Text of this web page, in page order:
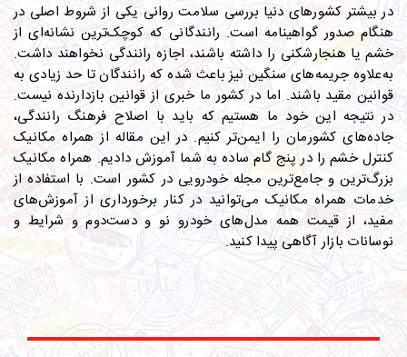
در بیشتر کشورهای دنیا بررسی سلامت روانی یکی از شروط اصلی در
هنگام صدور گواهینامه است. رانندگانی که کوچک‌ترین نشانه‌ای از
خشم یا هنجارشکنی را داشته باشند، اجازه رانندگی نخواهند داشت.
به‌علاوه جریمه‌های سنگین نیز باعث شده که رانندگان تا حد زیادی به
قوانین مقید باشند. اما در کشور ما خبری از قوانین بازدارنده نیست.
در نتیجه این خود ما هستیم که باید با اصلاح فرهنگ رانندگی،
جاده‌های کشورمان را ایمن‌تر کنیم. در این مقاله از همراه مکانیک
کنترل خشم را در پنج گام ساده به شما آموزش دادیم. همراه مکانیک
بزرگ‌ترین و جامع‌ترین مجله خودرویی در کشور است. با استفاده از
خدمات همراه مکانیک می‌توانید در کنار برخورداری از آموزش‌های
مفید، از قیمت همه مدل‌های خودرو نو و دست‌دوم و شرایط و
نوسانات بازار آگاهی پیدا کنید.